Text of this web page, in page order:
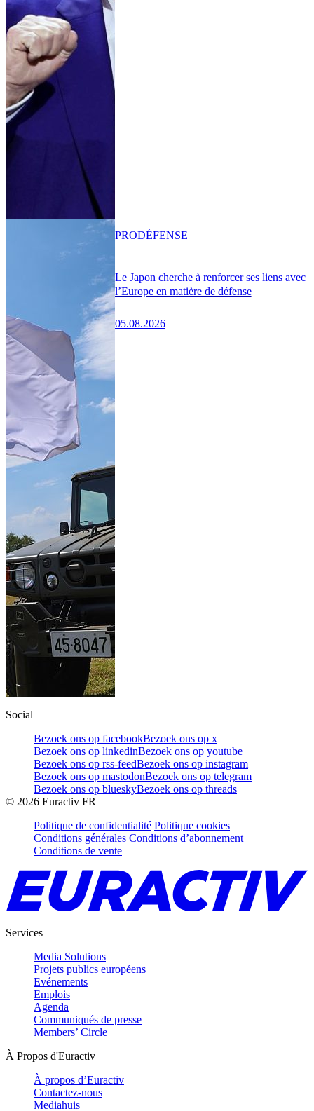
Le Japon cherche à renforcer ses liens avec
l’Europe en matière de défense
05.08.2026
PRODÉFENSE
Social
Bezoek ons op facebookBezoek ons op x
Bezoek ons op linkedinBezoek ons op youtube
Bezoek ons op rss-feedBezoek ons op instagram
Bezoek ons op mastodonBezoek ons op telegram
Bezoek ons op blueskyBezoek ons op threads
© 2026 Euractiv FR
Politique de confidentialité Politique cookies
Conditions générales Conditions d’abonnement
Conditions de vente
Services
Media Solutions
Projets publics européens
Evénements
Emplois
Agenda
Communiqués de presse
Members’ Circle
À Propos d'Euractiv
À propos d’Euractiv
Contactez-nous
Mediahuis